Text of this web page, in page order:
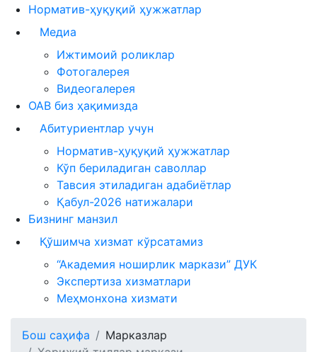
Норматив-ҳуқуқий ҳужжатлар
Медиа
Ижтимоий роликлар
Фотогалерея
Видеогалерея
ОАВ биз ҳақимизда
Абитуриентлар учун
Норматив-ҳуқуқий ҳужжатлар
Кўп бериладиган саволлар
Тавсия этиладиган адабиётлар
Қабул-2026 натижалари
Бизнинг манзил
Қўшимча хизмат кўрсатамиз
“Академия ноширлик маркази” ДУК
Экспертиза хизматлари
Меҳмонхона хизмати
Бош саҳифа
Марказлар